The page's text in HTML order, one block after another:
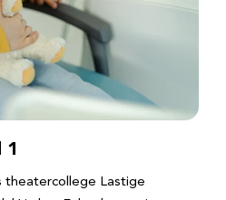
1
theatercollege Lastige